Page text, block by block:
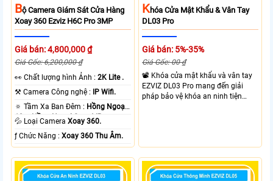
BỘ Camera Giám Sát Cửa Hàng
Xoay 360 Ezviz H6C Pro 3MP
Giá bán: 4,800,000 ₫
Giá Gốc: 6,200,000 ₫
️👀 Chất lượng hình Ảnh :2K Lite .
⚒ Camera Công nghệ :
IP Wifi.
🔅 Tầm Xa Ban Đêm : Hồng Ngoại
10m Hồng Ngoại Smart IR.
💦 Loại CameraXoay 360.
️ƒ Chức Năng :Xoay 360 Thu Âm.
KHóa Cửa Mật Khẩu & Vân Tay
DL03 Pro
Giá bán: 5%-35%
Giá Gốc: 00 ₫
📽 Khóa cửa mật khẩu và vân tay
EZVIZ DL03 Pro mang đến giải
pháp bảo vệ khóa an ninh tiện
dụng phù hợp cho gia đình và văn
phòng giúp kiểm soát ra vào linh
hoạt.